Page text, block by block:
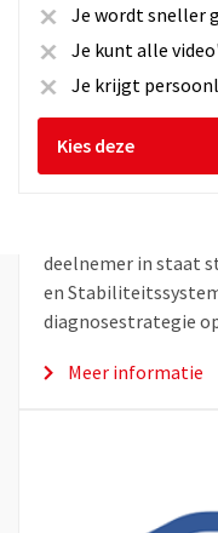
Je wordt sneller
Je kunt alle
Je krijgt
Kies deze
Diagnose ABS,
deelnemer in staat
en
diagnosestrategie
Meer informatie